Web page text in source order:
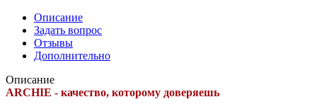
Описание
Задать вопрос
Отзывы
Дополнительно
Описание
ARCHIE - качество, которому доверяешь